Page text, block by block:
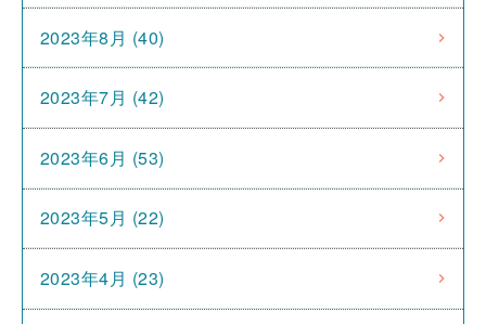
2023年8月 (40)
2023年7月 (42)
2023年6月 (53)
2023年5月 (22)
2023年4月 (23)